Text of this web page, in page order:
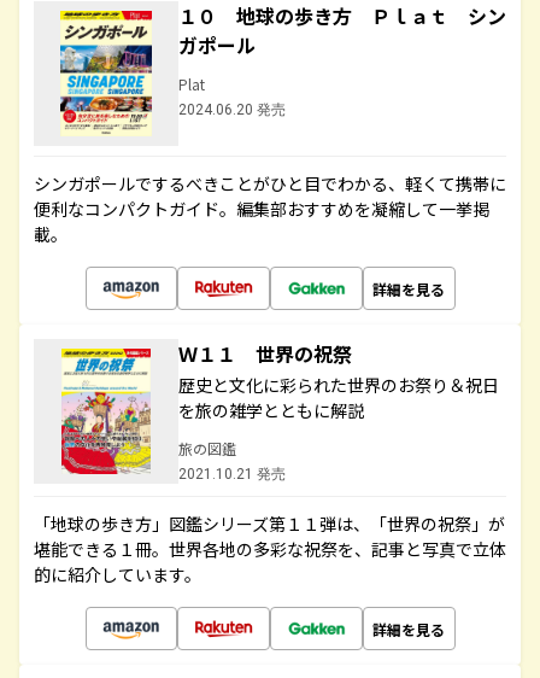
１０ 地球の歩き方 Ｐｌａｔ シン
ガポール
Plat
2024.06.20 発売
シンガポールでするべきことがひと目でわかる、軽くて携帯に
便利なコンパクトガイド。編集部おすすめを凝縮して一挙掲
載。
詳細を見る
Ｗ１１ 世界の祝祭
歴史と文化に彩られた世界のお祭り＆祝日
を旅の雑学とともに解説
旅の図鑑
2021.10.21 発売
「地球の歩き方」図鑑シリーズ第１１弾は、「世界の祝祭」が
堪能できる１冊。世界各地の多彩な祝祭を、記事と写真で立体
的に紹介しています。
詳細を見る